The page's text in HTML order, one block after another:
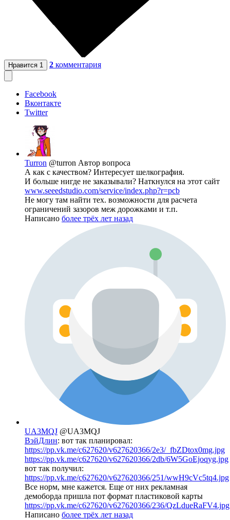
Нравится 1 2 комментария
Facebook
Вконтакте
Twitter
Turron @turron Автор вопроса
А как с качеством? Интересует шелкография.
И больше нигде не заказывали? Наткнулся на этот сайт
www.seeedstudio.com/service/index.php?r=pcb
Не могу там найти тех. возможности для расчета
ограничений зазоров меж дорожками и т.п.
Написано более трёх лет назад
UA3MQJ @UA3MQJ
ВэйДлин: вот так планировал:
https://pp.vk.me/c627620/v627620366/2e3/_fbZDtox0mg.jpg
https://pp.vk.me/c627620/v627620366/2db/6W5GoEjoqyg.jpg
вот так получил:
https://pp.vk.me/c627620/v627620366/251/wwH9cVc5tq4.jpg
Все норм, мне кажется. Еще от них рекламная
демоборда пришла пот формат пластиковой карты
https://pp.vk.me/c627620/v627620366/236/QzLdueRaFV4.jpg
Написано более трёх лет назад